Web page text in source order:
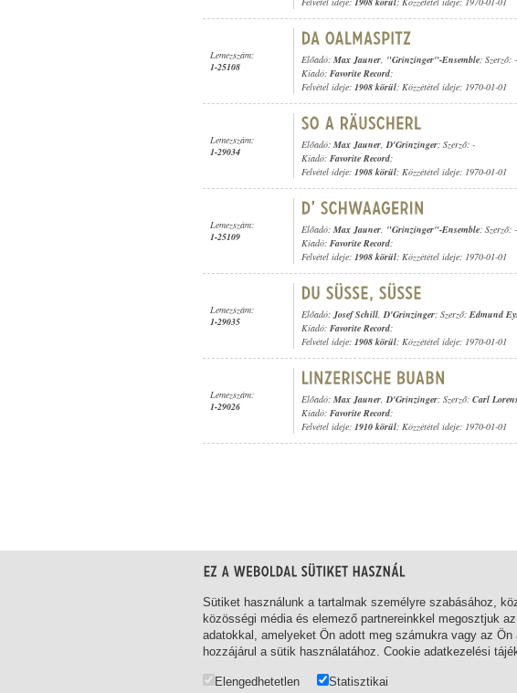
Lemezszám:
1-25108
Előadó: Max Jauner, "Grinzinger"-Ensemble; Szerző: -
Kiadó: Favorite Record;
Felvétel ideje: 1908 körül; Közzététel ideje: 1970-01-01
Lemezszám:
1-29034
Előadó: Max Jauner,D'Grinzinger; Szerző: -
Kiadó: Favorite Record;
Felvétel ideje: 1908 körül; Közzététel ideje: 1970-01-01
Lemezszám:
1-25109
Előadó: Max Jauner, "Grinzinger"-Ensemble; Szerző: -
Kiadó: Favorite Record;
Felvétel ideje: 1908 körül; Közzététel ideje: 1970-01-01
Lemezszám:
1-29035
Előadó:Josef Schill,D'Grinzinger; Szerző: Edmund
Kiadó: Favorite Record;
Felvétel ideje: 1908 körül; Közzététel ideje: 1970-01-01
Lemezszám:
1-29026
Előadó: Max Jauner,D'Grinzinger; Szerző: Carl
Kiadó: Favorite Record;
Felvétel ideje: 1910 körül; Közzététel ideje: 1970-01-01
1-19/ összesen 19 találat
Sütiket használunk a tartalmak személyre szabásához,
közösségi média és elemező partnereinkkel megosztjuk
adatokkal, amelyeket Ön adott meg számukra vagy az
hozzájárul a sütik használatához. Cookie adatkezelési
Elengedhetetlen Statisztikai